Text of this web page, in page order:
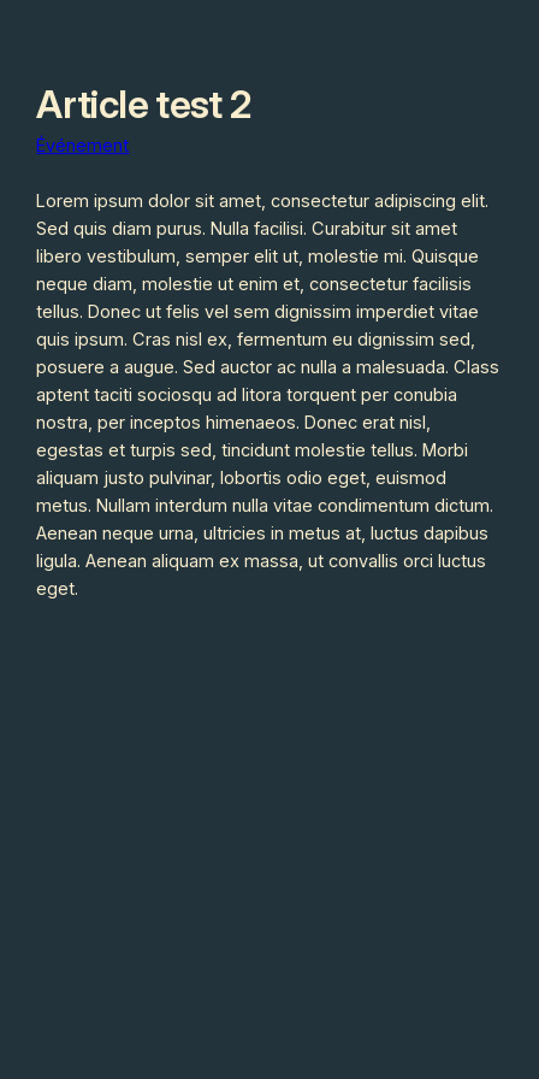
contenu
Article test 2
Événement
Lorem ipsum dolor sit amet, consectetur adipiscing elit.
Sed quis diam purus. Nulla facilisi. Curabitur sit amet
libero vestibulum, semper elit ut, molestie mi. Quisque
neque diam, molestie ut enim et, consectetur facilisis
tellus. Donec ut felis vel sem dignissim imperdiet vitae
quis ipsum. Cras nisl ex, fermentum eu dignissim sed,
posuere a augue. Sed auctor ac nulla a malesuada. Class
aptent taciti sociosqu ad litora torquent per conubia
nostra, per inceptos himenaeos. Donec erat nisl,
egestas et turpis sed, tincidunt molestie tellus. Morbi
aliquam justo pulvinar, lobortis odio eget, euismod
metus. Nullam interdum nulla vitae condimentum dictum.
Aenean neque urna, ultricies in metus at, luctus dapibus
ligula. Aenean aliquam ex massa, ut convallis orci luctus
eget.